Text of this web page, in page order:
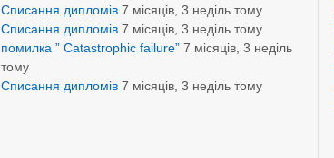
Списання дипломів 7 місяців, 3 неділь тому
Списання дипломів 7 місяців, 3 неділь тому
помилка ” Catastrophic failure” 7 місяців, 3 неділь
тому
Списання дипломів 7 місяців, 3 неділь тому